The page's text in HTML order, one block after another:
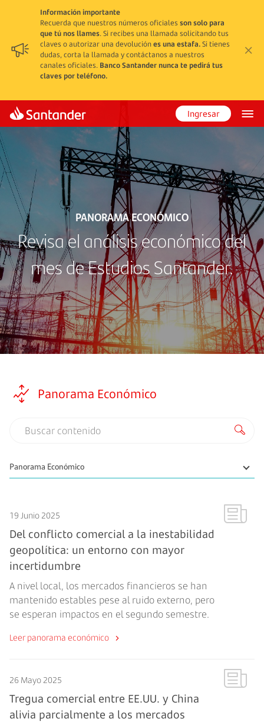
Información importante
Recuerda que nuestros números oficiales son solo para
que tú nos llames. Si recibes una llamada solicitando tus
claves o autorizar una devoluciónes una estafa.Si tienes
dudas, corta la llamada y contáctanos a nuestros
canales oficiales. Banco Santander nunca te pedirá tus
claves por teléfono.
Ingresar
PANORAMA ECONÓMICO
Revisa el análisis económico del
mes de Estudios Santander.
Panorama Económico
19 Junio 2025
Del conflicto comercial a la inestabilidad
geopolítica: un entorno con mayor
incertidumbre
A nivel local, los mercados financieros se han
mantenido estables pese al ruido externo, pero
se esperan impactos en el segundo semestre.
Leer panorama económico
26 Mayo 2025
Tregua comercial entre EE.UU. y China
alivia parcialmente a los mercados